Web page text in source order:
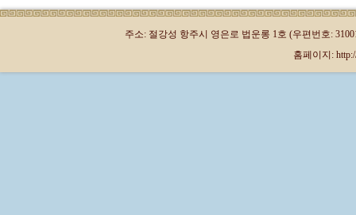
주소: 절강성 항주시 영은로 법운롱 1호 (우편번호:
홈페이지: